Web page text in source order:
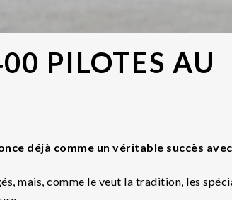
PILOTES AU
déjà comme un véritable succès
mais, comme le veut la tradition, les